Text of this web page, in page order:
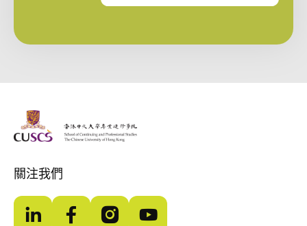
The Chinese Univeristy of hong Kong
關注我們
LinkedInFacebookInstagramYouTube